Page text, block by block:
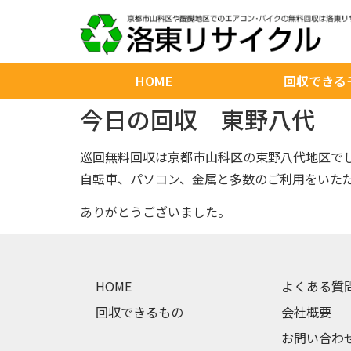
HOME 回収できる
今日の回収 東野八代
巡回無料回収は京都市山科区の東野八代地区で
自転車、パソコン、金属と多数のご利用をいた
ありがとうございました。
HOME
回収できるもの
よくある質
会社概要
お問い合わ